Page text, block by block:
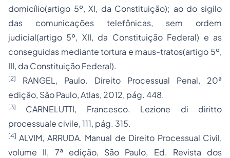
domicílio(artigo 5º, XI, da Constituição); ao do sigilo
das comunicações telefônicas, sem ordem
judicial(artigo 5º, XII, da Constituição Federal) e as
conseguidas mediante tortura e maus-tratos(artigo 5º,
III, da Constituição Federal).
[2]
RANGEL, Paulo. Direito Processual Penal, 20ª
edição, São Paulo, Atlas, 2012, pág. 448.
[3]
CARNELUTTI, Francesco. Lezione di diritto
processuale civile, 111, pág. 315.
[4] ALVIM, ARRUDA. Manual de Direito Processual Civil,
volume II, 7ª edição, São Paulo, Ed. Revista dos